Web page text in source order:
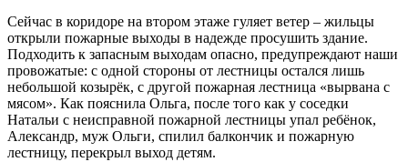
Сейчас в коридоре на втором этаже гуляет ветер – жильцы
открыли пожарные выходы в надежде просушить здание.
Подходить к запасным выходам опасно, предупреждают наши
провожатые: с одной стороны от лестницы остался лишь
небольшой козырёк, с другой пожарная лестница «вырвана с
мясом». Как пояснила Ольга, после того как у соседки
Натальи с неисправной пожарной лестницы упал ребёнок,
Александр, муж Ольги, спилил балкончик и пожарную
лестницу, перекрыл выход детям.